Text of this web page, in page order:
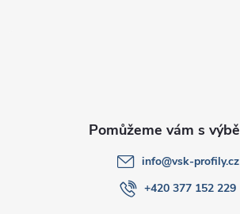
info@vsk-profily.cz
+420 377 152 229